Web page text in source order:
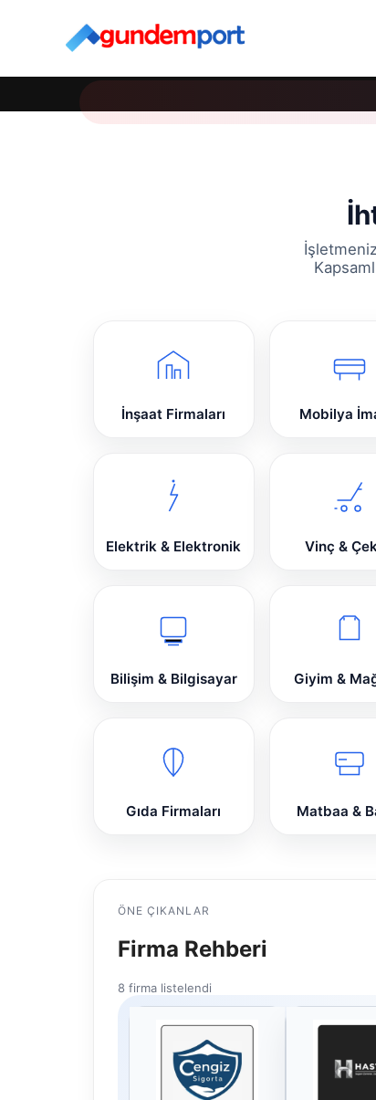
İnşaat Firmaları Mobilya
Elektrik & Elektronik Vinç &
Bilişim & Bilgisayar Giyim &
Gıda Firmaları Matbaa &
ÖNE ÇIKANLAR
Firma Rehberi
8 firma listelendi